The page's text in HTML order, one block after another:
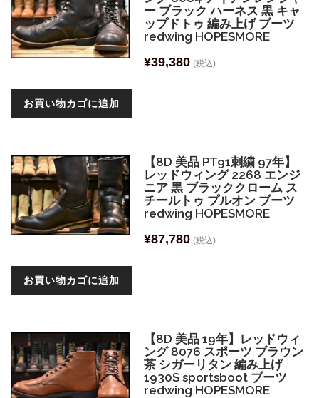
ー ブラック ハーネス 黒 キャ
ップドトゥ 編み上げ ブーツ
redwing HOPESMORE
¥39,380 (税込)
お買い物カゴに追加
【8D 美品 PT91刺繍 97年】
レッドウィング 2268 エンジ
ニア 黒 ブラッククローム ス
チールトゥ プルオン ブーツ
redwing HOPESMORE
¥87,780 (税込)
お買い物カゴに追加
【8D 美品 19年】レッドウィ
ング 8076 スポーツ ブラウン
茶 シガーリタン 編み上げ
1930S sportsboot ブーツ
redwing HOPESMORE